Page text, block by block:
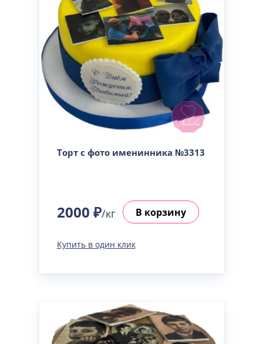
Торт с фото именинника №3313
2000 ₽/кг В корзину
Купить в один клик